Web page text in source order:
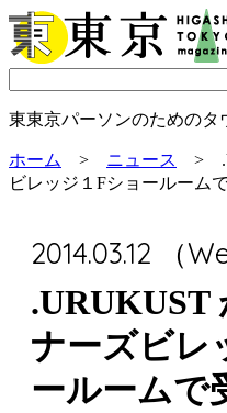
東東京パーソンのためのタ
ホーム > ニュース
>
ビレッジ１Fショールーム
2014.03.12 （
.URUKUST
ナーズビレ
ールームで